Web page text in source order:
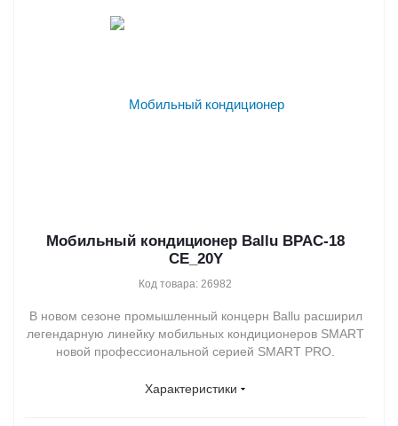
Мобильный кондиционер Ballu BPAC-18
CE_20Y
Код товара: 26982
В новом сезоне промышленный концерн Ballu расширил
легендарную линейку мобильных кондиционеров SMART
новой профессиональной серией SMART PRO.
Характеристики